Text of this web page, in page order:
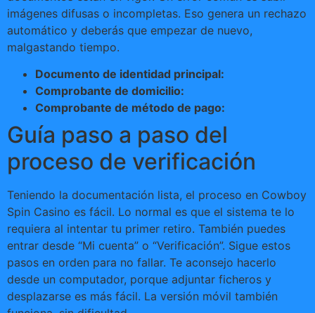
imágenes difusas o incompletas. Eso genera un rechazo
automático y deberás que empezar de nuevo,
malgastando tiempo.
Documento de identidad principal:
Comprobante de domicilio:
Comprobante de método de pago:
Guía paso a paso del
proceso de verificación
Teniendo la documentación lista, el proceso en Cowboy
Spin Casino es fácil. Lo normal es que el sistema te lo
requiera al intentar tu primer retiro. También puedes
entrar desde “Mi cuenta” o “Verificación”. Sigue estos
pasos en orden para no fallar. Te aconsejo hacerlo
desde un computador, porque adjuntar ficheros y
desplazarse es más fácil. La versión móvil también